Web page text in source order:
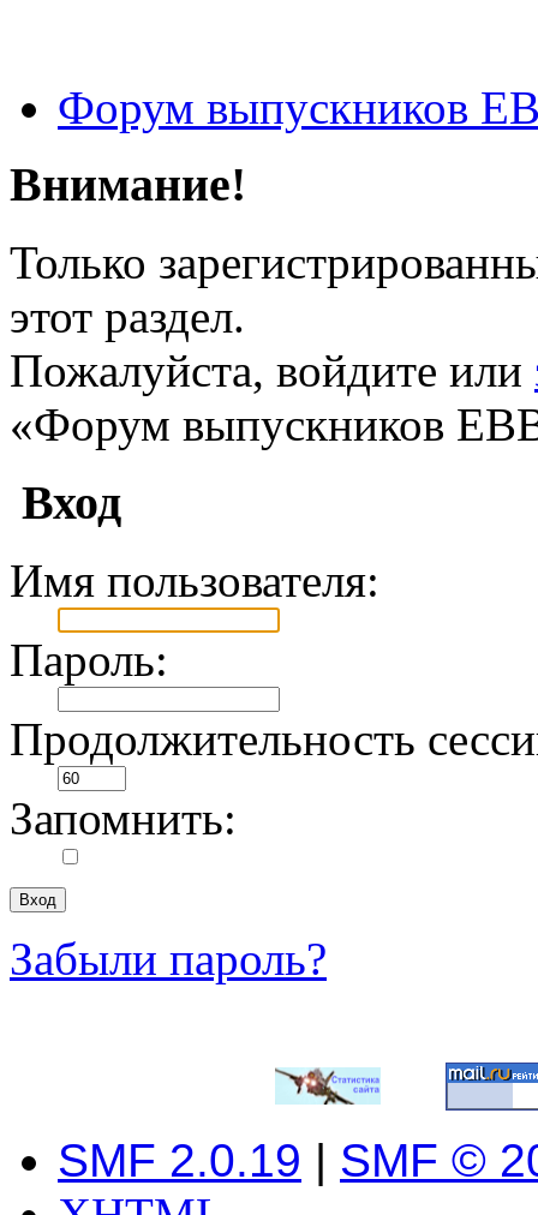
Форум выпускников
Внимание!
Только
этот раздел.
Пожалуйста, войдите или
«Форум выпускников
Вход
Имя пользователя:
Пароль:
Продолжительность
Запомнить:
Забыли пароль?
SMF 2.0.19 | SMF ©